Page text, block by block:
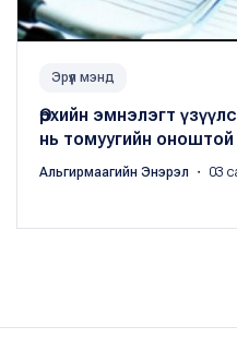
Эрүүл мэнд
Өрхийн эмнэлэгт
нь томуугийн
Альгирмаагийн Энэрэл ・ 03